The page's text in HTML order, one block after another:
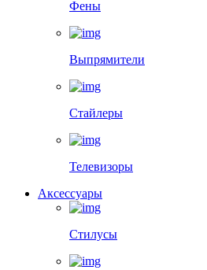
Фены
Выпрямители
Стайлеры
Телевизоры
Аксессуары
Стилусы